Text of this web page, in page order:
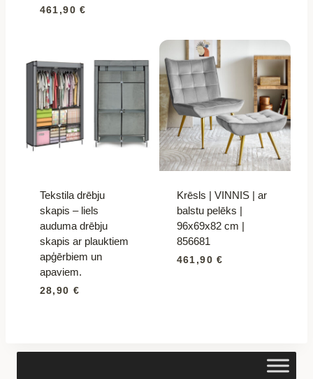
461,90€
Tekstila drēbju
skapis – liels
auduma drēbju
skapis ar plauktiem
apģērbiem un
apaviem.
28,90 €
Krēsls | VINNIS | ar
balstu pelēks |
96x69x82 cm |
856681
461,90€